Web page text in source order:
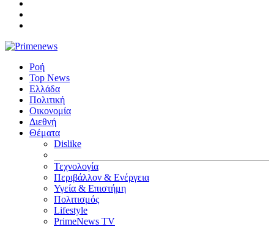
Ροή
Top News
Ελλάδα
Πολιτική
Οικονομία
Διεθνή
Θέματα
Dislike
Τεχνολογία
Περιβάλλον & Ενέργεια
Υγεία & Επιστήμη
Πολιτισμός
Lifestyle
PrimeNews TV